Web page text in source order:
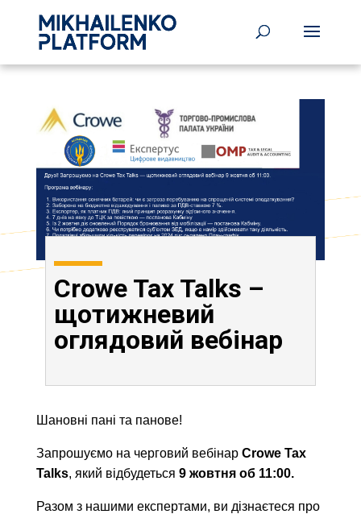
Crowe Tax Talks –
щотижневий
оглядовий вебінар
Шановні пані та панове!
Запрошуємо на черговий вебінар Crowe Tax
Talks, який відбудеться 9 жовтня об 11:00.
Разом з нашими експертами, ви дізнаєтеся про